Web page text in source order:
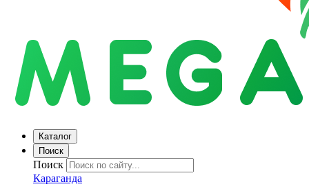
Каталог
Поиск
Поиск
Караганда